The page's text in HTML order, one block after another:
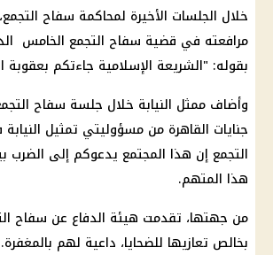
خلال الجلسات الأخيرة لمحاكمة سفاح
بقوله: "الشريعة الإسلامية جاءتكم بعقوبة
وأضاف ممثل النيابة خلال جلسة سفاح
جنايات القاهرة من مسؤوليتي تمثيل
التجمع إن هذا المجتمع يدعوكم إلى
هذا المتهم.
من جهتها، تقدمت هيئة الدفاع عن سفاح
بخالص تعازيها للضحايا، داعية لهم بالمغفرة.